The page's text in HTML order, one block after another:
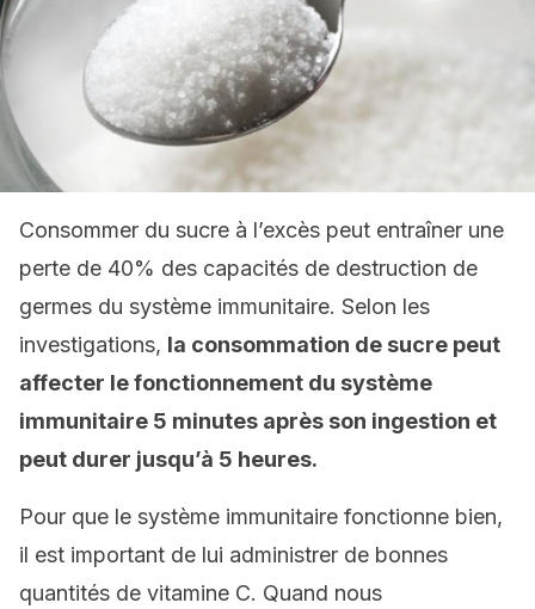
Consommer du sucre à l’excès peut entraîner une
perte de 40% des capacités de destruction de
germes du système immunitaire. Selon les
investigations, la consommation de sucre peut
affecter le fonctionnement du système
immunitaire 5 minutes après son ingestion et
peut durer jusqu’à 5 heures.
Pour que le système immunitaire fonctionne bien,
il est important de lui administrer de bonnes
quantités de vitamine C. Quand nous